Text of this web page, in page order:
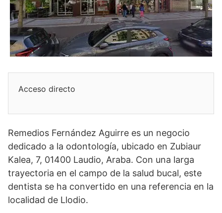
Acceso directo
Remedios Fernández Aguirre es un negocio
dedicado a la odontología, ubicado en Zubiaur
Kalea, 7, 01400 Laudio, Araba. Con una larga
trayectoria en el campo de la salud bucal, este
dentista se ha convertido en una referencia en la
localidad de Llodio.